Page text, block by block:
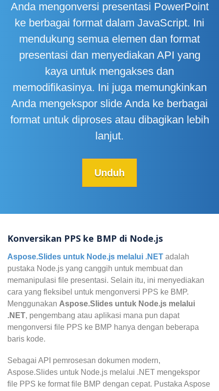
Anda mengonversi presentasi PowerPoint
ke berbagai format dalam JavaScript. Ini
mendukung semua elemen dan format
presentasi dan menyediakan API yang
kaya untuk mengakses dan
memodifikasinya. Ini juga memungkinkan
Anda mengekspor slide Anda ke berbagai
format untuk diproses atau dibagikan lebih
lanjut.
Unduh
Konversikan PPS ke BMP di Node.js
Aspose.Slides untuk Node.js melalui .NET adalah
pustaka Node.js yang canggih untuk membuat dan
memanipulasi file presentasi. Selain itu, ini menyediakan
cara yang fleksibel untuk mengonversi PPS ke BMP.
Menggunakan Aspose.Slides untuk Node.js melalui
.NET, pengembang atau aplikasi mana pun dapat
mengonversi file PPS ke BMP hanya dengan beberapa
baris kode.
Sebagai API pemrosesan dokumen modern,
Aspose.Slides untuk Node.js melalui .NET mengekspor
file PPS ke format file BMP dengan cepat. Pustaka Aspose